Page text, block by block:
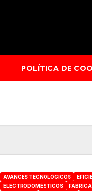
POLÍTICA DE
AVANCES TECNOLÓGICOS
ELECTRODOMÉSTICOS